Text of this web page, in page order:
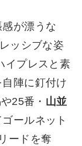
が漂うな
ッシブな姿
イプレスと素
陣に釘付け
や25番・ 山並
ールネット
ードを奪